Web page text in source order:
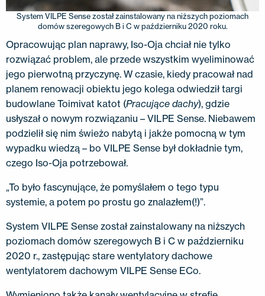
System VILPE ​​Sense został zainstalowany na niższych poziomach
domów szeregowych B i C w październiku 2020 roku.
Opracowując plan naprawy, Iso-Oja chciał nie tylko
rozwiązać problem, ale przede wszystkim wyeliminować
jego pierwotną przyczynę. W czasie, kiedy pracował nad
planem renowacji obiektu jego kolega odwiedził targi
budowlane Toimivat katot (Pracujące dachy), gdzie
usłyszał o nowym rozwiązaniu – VILPE Sense. Niebawem
podzielił się nim świeżo nabytą i jakże pomocną w tym
wypadku wiedzą – bo VILPE Sense był dokładnie tym,
czego Iso-Oja potrzebował.
„To było fascynujące, że pomyślałem o tego typu
systemie, a potem po prostu go znalazłem(!)”.
System VILPE ​​Sense został zainstalowany na niższych
poziomach domów szeregowych B i C w październiku
2020 r., zastępując stare wentylatory dachowe
wentylatorem dachowym VILPE ​​Sense ECo.